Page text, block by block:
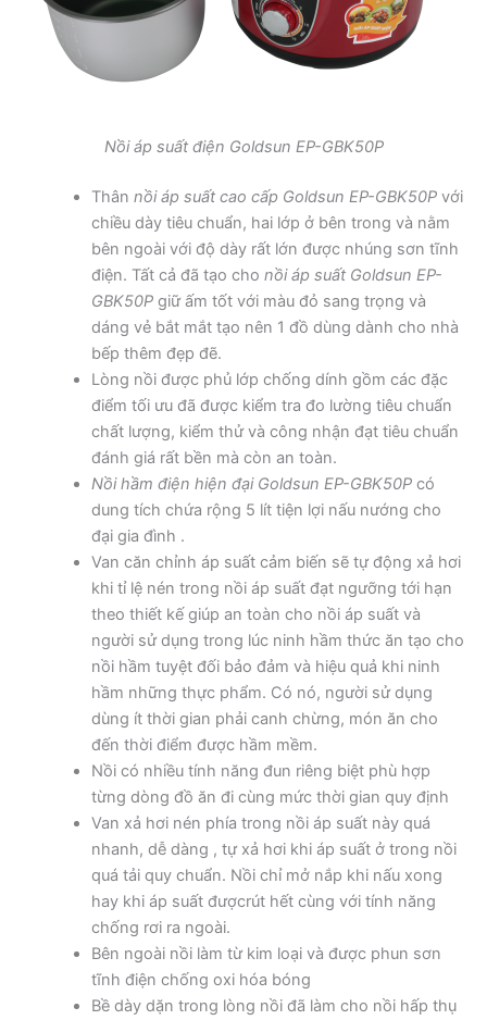
Nồi áp suất điện Goldsun EP-GBK50P
Thân nồi áp suất cao cấp Goldsun EP-GBK50Pvới
chiều dày tiêu chuẩn, hai lớp ở bên trong và nằm
bên ngoài với độ dày rất lớn được nhúng sơn tĩnh
điện. Tất cả đã tạo cho nồi áp suất Goldsun EP-
GBK50Pgiữ ấm tốt với màu đỏ sang trọng và
dáng vẻ bắt mắt tạo nên 1 đồ dùng dành cho nhà
bếp thêm đẹp đẽ.
Lòng nồi được phủ lớp chống dính gồm các đặc
điểm tối ưu đã được kiểm tra đo lường tiêu chuẩn
chất lượng, kiểm thử và công nhận đạt tiêu chuẩn
đánh giá rất bền mà còn an toàn.
Nồi hầm điện hiện đại Goldsun EP-GBK50Pcó
dung tích chứa rộng 5 lít tiện lợi nấu nướng cho
đại gia đình .
Van căn chỉnh áp suất cảm biến sẽ tự động xả hơi
khi tỉ lệ nén trong nồi áp suất đạt ngưỡng tới hạn
theo thiết kế giúp an toàn cho nồi áp suất và
người sử dụng trong lúc ninh hầm thức ăn tạo cho
nồi hầm tuyệt đối bảo đảm và hiệu quả khi ninh
hầm những thực phẩm. Có nó, người sử dụng
dùng ít thời gian phải canh chừng, món ăn cho
đến thời điểm được hầm mềm.
Nồi có nhiều tính năng đun riêng biệt phù hợp
từng dòng đồ ăn đi cùng mức thời gian quy định
Van xả hơi nén phía trong nồi áp suất này quá
nhanh, dễ dàng , tự xả hơi khi áp suất ở trong nồi
quá tải quy chuẩn. Nồi chỉ mở nắp khi nấu xong
hay khi áp suất đượcrút hết cùng với tính năng
chống rơi ra ngoài.
Bên ngoài nồi làm từ kim loại và được phun sơn
tĩnh điện chống oxi hóa bóng
Bề dày dặn trong lòng nồi đã làm cho nồi hấp thụ